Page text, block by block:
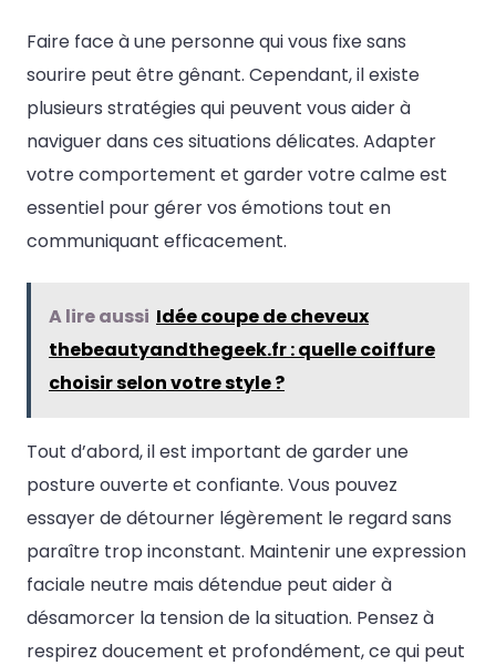
Faire face à une personne qui vous fixe sans
sourire peut être gênant. Cependant, il existe
plusieurs stratégies qui peuvent vous aider à
naviguer dans ces situations délicates. Adapter
votre comportement et garder votre calme est
essentiel pour gérer vos émotions tout en
communiquant efficacement.
A lire aussi Idée coupe de cheveux
thebeautyandthegeek.fr : quelle coiffure
choisir selon votre style ?
Tout d’abord, il est important de garder une
posture ouverte et confiante. Vous pouvez
essayer de détourner légèrement le regard sans
paraître trop inconstant. Maintenir une expression
faciale neutre mais détendue peut aider à
désamorcer la tension de la situation. Pensez à
respirez doucement et profondément, ce qui peut